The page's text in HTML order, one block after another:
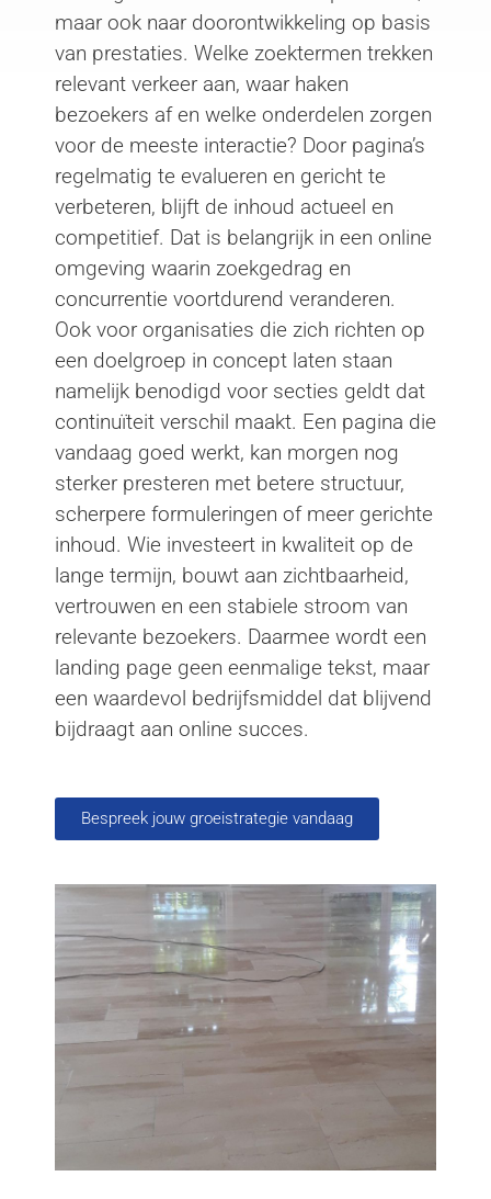
maar ook naar doorontwikkeling op basis
van prestaties. Welke zoektermen trekken
relevant verkeer aan, waar haken
bezoekers af en welke onderdelen zorgen
voor de meeste interactie? Door pagina’s
regelmatig te evalueren en gericht te
verbeteren, blijft de inhoud actueel en
competitief. Dat is belangrijk in een online
omgeving waarin zoekgedrag en
concurrentie voortdurend veranderen.
Ook voor organisaties die zich richten op
een doelgroep in concept laten staan
namelijk benodigd voor secties geldt dat
continuïteit verschil maakt. Een pagina die
vandaag goed werkt, kan morgen nog
sterker presteren met betere structuur,
scherpere formuleringen of meer gerichte
inhoud. Wie investeert in kwaliteit op de
lange termijn, bouwt aan zichtbaarheid,
vertrouwen en een stabiele stroom van
relevante bezoekers. Daarmee wordt een
landing page geen eenmalige tekst, maar
een waardevol bedrijfsmiddel dat blijvend
bijdraagt aan online succes.
Bespreek jouw groeistrategie vandaag